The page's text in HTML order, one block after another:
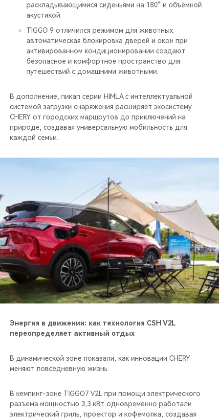
раскладывающимися сиденьями на 180° и объёмной
акустикой.
TIGGO 9 отличился режимом для животных:
автоматическая блокировка дверей и окон при
активированном кондиционировании создают
безопасное и комфортное пространство для
путешествий с домашними животными.
В дополнение, пикап серии HIMLA с интеллектуальной
системой загрузки снаряжения расширяет экосистему
CHERY от городских маршрутов до приключений на
природе, создавая универсальную мобильность для
каждой семьи.
Энергия в движении: как технология CSH V2L
переопределяет активный отдых
В динамической зоне показали, как инновации CHERY
меняют повседневную жизнь.
В кемпинг-зоне TIGGO7 V2L при помощи электрического
разъема мощностью 3,3 кВт одновременно работали
электрический гриль, проектор и кофемолка, создавая